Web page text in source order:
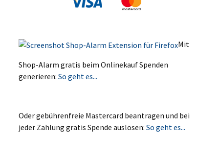
Mit
Shop-Alarm gratis beim Onlinekauf Spenden
generieren:So geht es...
Oder gebührenfreie Mastercard beantragen und bei
jeder Zahlung gratis Spende auslösen:So geht es...